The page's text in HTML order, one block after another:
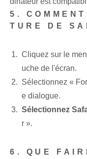
5.
TURE DE
Cliquez sur le
uche de l'écran.
Sélectionnez «
e dialogue.
Sélectionnez
r ».
6. QUE